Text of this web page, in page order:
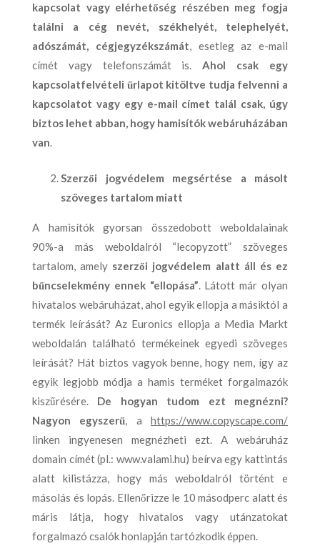
kapcsolat vagy elérhetőség részében meg fogja
találni a cég nevét, székhelyét, telephelyét,
adószámát, cégjegyzékszámát, esetleg az e-mail
címét vagy telefonszámát is.Ahol csak egy
kapcsolatfelvételi űrlapot kitöltve tudja felvenni a
kapcsolatot vagy egy e-mail címet talál csak, úgy
biztos lehet abban, hogy hamisítók webáruházában
van.
Szerzői jogvédelem megsértése a másolt
szöveges tartalom miatt
A hamisítók gyorsan összedobott weboldalainak
90%-a más weboldalról “lecopyzott” szöveges
tartalom, amely szerzői jogvédelem alatt áll és ez
bűncselekmény ennek “ellopása” . Látott már olyan
hivatalos webáruházat, ahol egyik ellopja a másiktól a
termék leírását? Az Euronics ellopja a Media Markt
weboldalán található termékeinek egyedi szöveges
leírását? Hát biztos vagyok benne, hogy nem, így az
egyik legjobb módja a hamis terméket forgalmazók
kiszűrésére. De hogyan tudom ezt megnézni?
Nagyon egyszerű , ahttps://www.copyscape.com/
linken ingyenesen megnézheti ezt. A webáruház
domain címét (pl.: www.valami.hu) beírva egy kattintás
alatt kilistázza, hogy más weboldalról történt e
másolás és lopás. Ellenőrizze le 10 másodperc alatt és
máris látja, hogy hivatalos vagy utánzatokat
forgalmazó csalók honlapján tartózkodik éppen.